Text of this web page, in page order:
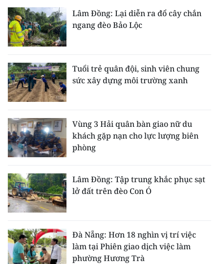
Lâm Đồng: Lại diễn ra đổ cây chắn
ngang đèo Bảo Lộc
Tuổi trẻ quân đội, sinh viên chung
sức xây dựng môi trường xanh
Vùng 3 Hải quân bàn giao nữ du
khách gặp nạn cho lực lượng biên
phòng
Lâm Đồng: Tập trung khắc phục sạt
lở đất trên đèo Con Ó
Đà Nẵng: Hơn 18 nghìn vị trí việc
làm tại Phiên giao dịch việc làm
phường Hương Trà